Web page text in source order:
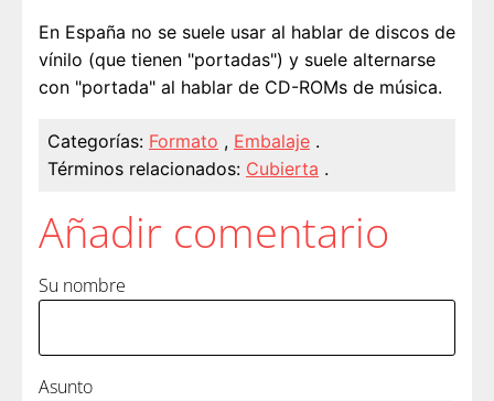
En España no se suele usar al hablar de discos de
vínilo (que tienen "portadas") y suele alternarse
con "portada" al hablar de CD-ROMs de música.
Categorías: Formato , Embalaje .
Términos relacionados: Cubierta .
Añadir comentario
Su nombre
Asunto